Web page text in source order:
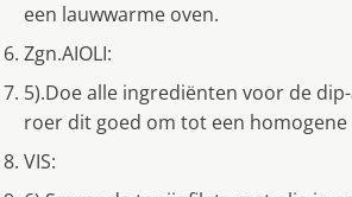
een lauwwarme oven.
Zgn.AIOLI:
5).Doe alle ingrediënten voor de
roer dit goed om tot een homogene
VIS: